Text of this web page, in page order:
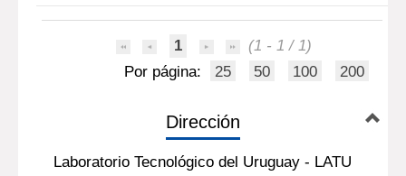
1
(1 - 1 / 1)
Por página:
25 50 100 200
Dirección
Laboratorio Tecnológico del Uruguay - LATU